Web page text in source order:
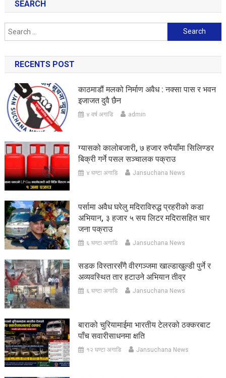
SEARCH
Search
for:
RECENTS POST
काठमाडौं मलको निर्माण अवैध : नक्सा पास र भवन
इजाजत दुवै छैन
४ वर्ष अगाडि admin
ग्यासको कालोबजारी, ७ हजार रुपैयाँमा सिलिण्डर
बिक्री गर्ने पसल सञ्चालक पक्राउ
४ घण्टा अगाडि Jansuchana News
पर्सामा अवैध घरेलु मदिराविरुद्ध प्रहरीको कडा
अभियान, ३ हजार ५ सय लिटर मदिरासहित चार
जना पक्राउ
६ घण्टा अगाडि Jansuchana News
सडक विस्तारसँगै वीरगञ्जमा खाल्डाखुल्डी पुर्ने र
अव्यवस्थित तार हटाउने अभियान तीव्र
६ घण्टा अगाडि Jansuchana News
बाराको चुरियामाईमा भारतीय टेलरको ठक्करबाट
पाँच सवारीसाधनमा क्षति
१२ घण्टा अगाडि Jansuchana News